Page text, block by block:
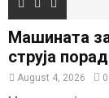
Машината
струја
August 4, 2026 0